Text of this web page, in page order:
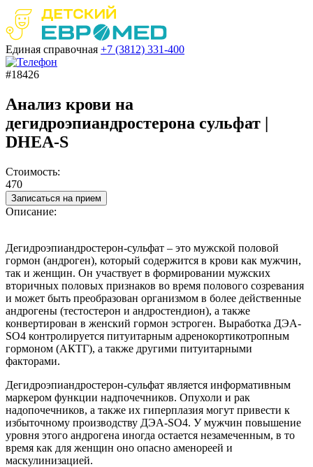
Единая справочная +7 (3812) 331-400
#18426
Анализ крови на
дегидроэпиандростерона сульфат |
DHEA-S
Стоимость:
470
Записаться на прием
Описание:
Дегидроэпиандростерон-сульфат – это мужской половой
гормон (андроген), который содержится в крови как мужчин,
так и женщин. Он участвует в формировании мужских
вторичных половых признаков во время полового созревания
и может быть преобразован организмом в более действенные
андрогены (тестостерон и андростендион), а также
конвертирован в женский гормон эстроген. Выработка ДЭА-
SO4 контролируется питуитарным адренокортикотропным
гормоном (АКТГ), а также другими питуитарными
факторами.
Дегидроэпиандростерон-сульфат является информативным
маркером функции надпочечников. Опухоли и рак
надопочечников, а также их гиперплазия могут привести к
избыточному производству ДЭА-SO4. У мужчин повышение
уровня этого андрогена иногда остается незамеченным, в то
время как для женщин оно опасно аменореей и
маскулинизацией.